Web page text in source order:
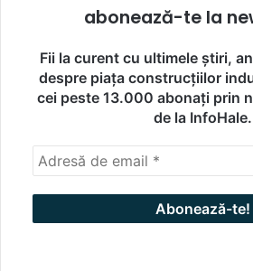
abonează-te la
Fii la curent cu ultimele știri,
despre piața construcțiilor
cei peste 13.000 abonați prin
de la InfoHale.